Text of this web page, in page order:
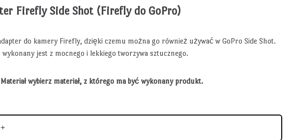
Firefly Side Shot (Firefly do GoPro)
do kamery Firefly, dzięki czemu można go również używać w GoPro Side Shot.
wykonany jest z mocnego i lekkiego tworzywa sztucznego.
wybierz materiał, z którego ma być wykonany produkt.